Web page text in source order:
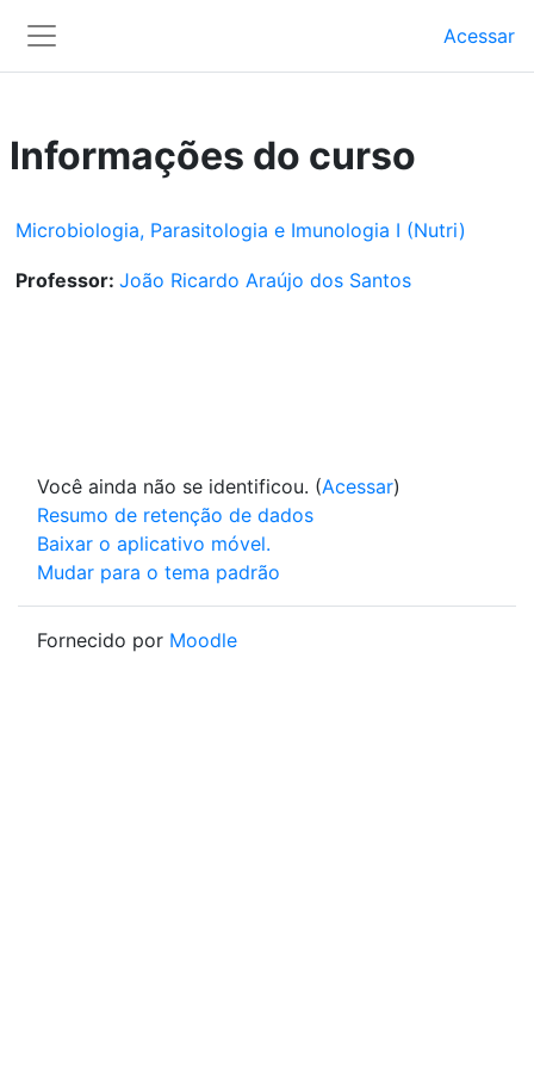
Painel lateral
Acessar
Informações do curso
Microbiologia, Parasitologia e Imunologia I (Nutri)
Professor: João Ricardo Araújo dos Santos
Você ainda não se identificou. (Acessar)
Resumo de retenção de dados
Baixar o aplicativo móvel.
Mudar para o tema padrão
Fornecido por Moodle